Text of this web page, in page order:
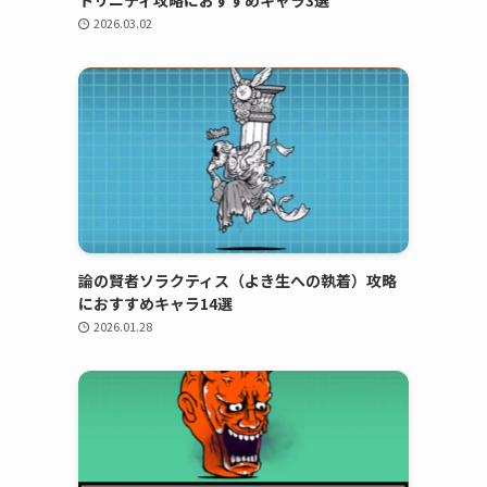
2026.03.02
論の賢者ソラクティス（よき生への執着）攻略
におすすめキャラ14選
2026.01.28